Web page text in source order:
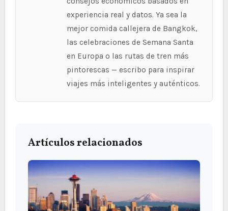
experiencia real y datos. Ya sea la
mejor comida callejera de Bangkok,
las celebraciones de Semana Santa
en Europa o las rutas de tren más
pintorescas — escribo para inspirar
viajes más inteligentes y auténticos.
Artículos relacionados